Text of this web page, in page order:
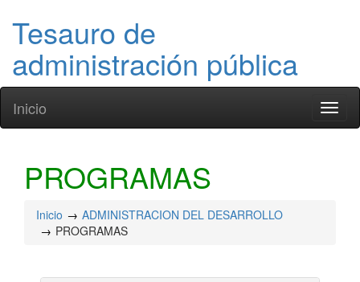
Tesauro de
administración pública
Inicio
PROGRAMAS
Inicio
ADMINISTRACION DEL DESARROLLO
PROGRAMAS